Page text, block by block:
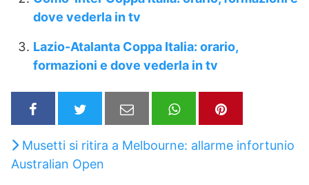
dove vederla in tv
Lazio-Atalanta Coppa Italia: orario,
formazioni e dove vederla in tv
Musetti si ritira a Melbourne: allarme infortunio
Australian Open